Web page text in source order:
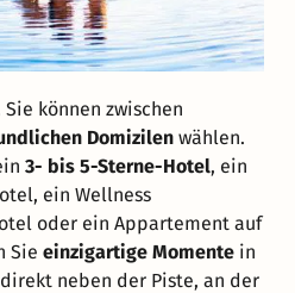
Sie können zwischen
Domizilen wählen.
3- bis 5-Sterne-Hotel, ein
ein Wellness
oder ein Appartement auf
Sie einzigartige Momente in
neben der Piste, an der